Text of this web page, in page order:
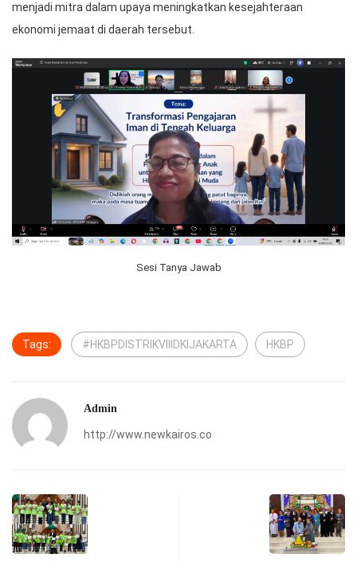
menjadi mitra dalam upaya meningkatkan kesejahteraan
ekonomi jemaat di daerah tersebut.
Sesi Tanya Jawab
Tags: #HKBPDISTRIKVIIIDKIJAKARTA HKBP
Admin
http://www.newkairos.co